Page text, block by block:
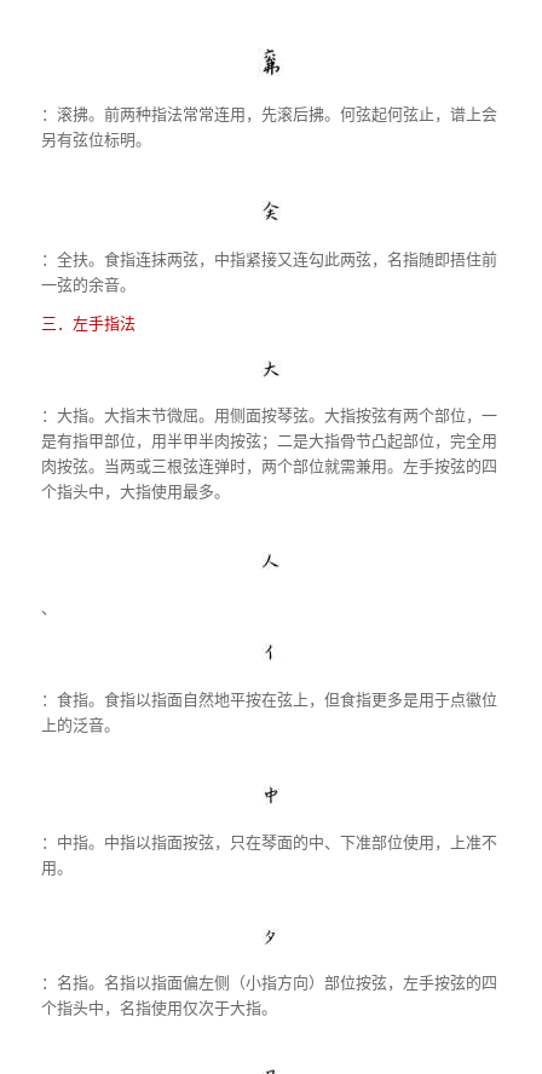
：滚拂。前两种指法常常连用，先滚后拂。何弦起何弦止，谱上会
另有弦位标明。
：全扶。食指连抹两弦，中指紧接又连勾此两弦，名指随即捂住前
一弦的余音。
三．左手指法
：大指。大指末节微屈。用侧面按琴弦。大指按弦有两个部位，一
是有指甲部位，用半甲半肉按弦；二是大指骨节凸起部位，完全用
肉按弦。当两或三根弦连弹时，两个部位就需兼用。左手按弦的四
个指头中，大指使用最多。
、
：食指。食指以指面自然地平按在弦上，但食指更多是用于点徽位
上的泛音。
：中指。中指以指面按弦，只在琴面的中、下准部位使用，上准不
用。
：名指。名指以指面偏左侧（小指方向）部位按弦，左手按弦的四
个指头中，名指使用仅次于大指。